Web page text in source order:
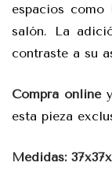
espacios
salón. La
contraste a su
Compra onliney
esta pieza
Medidas: